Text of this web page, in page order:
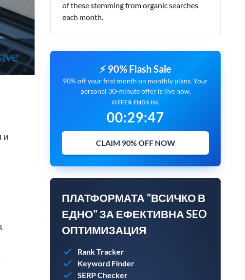
и
of these stemming from organic searches
each month.
⚡ 90% Flash Sale
90% off your first month on monthly plans. Your
personal 30-minute offer is live now.
OFFER ENDS IN:
00:29:45
CLAIM 90% OFF NOW
ПЛАТФОРМАТА "ВСИЧКО В
ЕДНО" ЗА ЕФЕКТИВНА SEO
ОПТИМИЗАЦИЯ
Rank Tracker
Keyword Finder
SERP Checker